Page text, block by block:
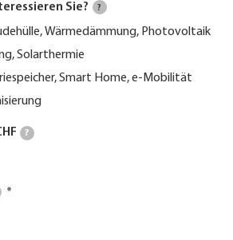
Sie? ?
Wärmedämmung, Photovoltaik
Solarthermie
Smart Home, e-Mobilität
?